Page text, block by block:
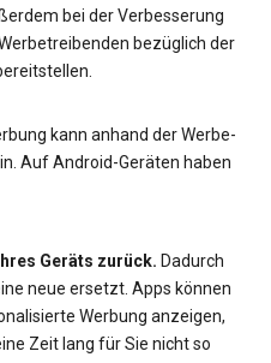
bei der Verbesserung
bezüglich der
kann anhand der Werbe-
Auf Android-Geräten haben
Geräts zurück. Dadurch
neue ersetzt. Apps können
Werbung anzeigen,
Zeit lang für Sie nicht so